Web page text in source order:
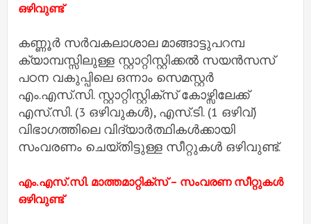
ഒഴിവുണ്ട്
കണ്ണൂർ സർവകലാശാല മാങ്ങാട്ടുപറമ്പ
ക്യാമ്പസ്സിലുള്ള സ്റ്റാറ്റിസ്റ്റിക്കൽ സയൻസസ്
പഠന വകുപ്പിലെ ഒന്നാം സെമസ്റ്റർ
എം.എസ്.സി. സ്റ്റാറ്റിസ്റ്റിക്‌സ് കോഴ്സിലേക്ക്
എസ്.സി. (3 ഒഴിവുകൾ), എസ്.ടി. (1 ഒഴിവ്)
വിഭാഗത്തിലെ വിദ്യാർത്ഥികൾക്കായി
സംവരണം ചെയ്തിട്ടുള്ള സീറ്റുകൾ ഒഴിവുണ്ട്.
എം.എസ്.സി. മാത്തമാറ്റിക്സ് – സംവരണ സീറ്റുകൾ
ഒഴിവുണ്ട്